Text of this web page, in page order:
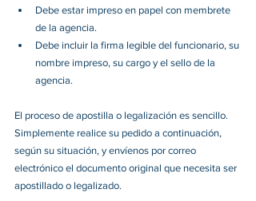
Debe estar impreso en papel con membrete
de la agencia.
Debe incluir la firma legible del funcionario, su
nombre impreso, su cargo y el sello de la
agencia.
El proceso de apostilla o legalización es sencillo.
Simplemente realice su pedido a continuación,
según su situación, y envíenos por correo
electrónico el documento original que necesita ser
apostillado o legalizado.